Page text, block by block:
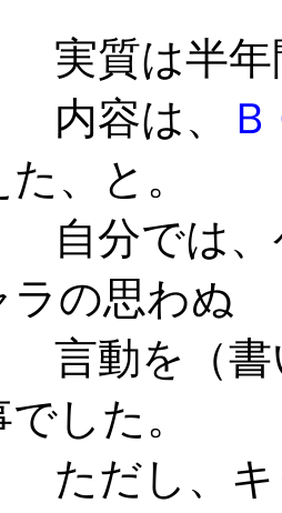
半年間の
は、
、と。
は、ゲー
ラの思わぬ
（書いて
した。
、キャラ